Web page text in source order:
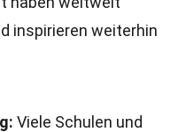
inspirieren weiterhin
Viele Schulen und